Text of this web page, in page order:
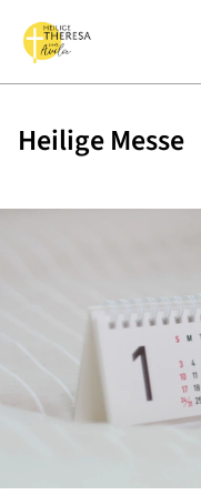
Heilige Messe